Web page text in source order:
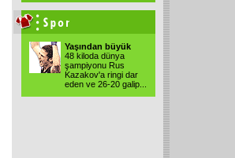
Yaşından büyük
48 kiloda dünya
şampiyonu Rus
Kazakov'a ringi dar
eden ve 26-20 galip